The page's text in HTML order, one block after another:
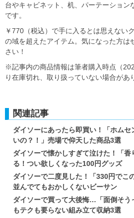
台やキャビネット、机、パーテーション
です。
￥770（税込）で手に入るとは思えない
の域を超えたアイテム。気になった方は
さい！
※記事内の商品情報は筆者購入時点（
り在庫切れ、取り扱っていない場合があ
関連記事
ダイソーにあったら即買い！「ホム
いの？！」売場で仰天した商品3選
ダイソーで懐かしすぎて泣けた！「
る！つい欲しくなった100円グッズ
ダイソーで二度見した！「330円でこ
並んでてもおかしくないビーサン
ダイソーで買って大後悔…「面倒そう
もテクも要らない組み立て収納3選